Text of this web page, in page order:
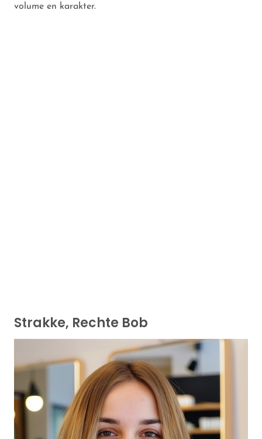
volume en karakter.
Strakke, Rechte Bob